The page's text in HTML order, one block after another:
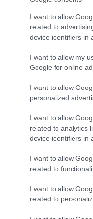
I want to allow
related to
device identifiers in
I want to allow my
Google for online
I want to allow
personalized
I want to allow
related to analytics
device identifiers in
I want to allow
related to
I want to allow
related to
Ladoga si concluse
chiusa in una sacca,
centrale finì nel
e
finlandesi
compagnie di
i loro obiettivi.
Il cambio di
condannando
espulsa dalla
allora) e da tutti i
in armi e volontari.
mandati aerei e